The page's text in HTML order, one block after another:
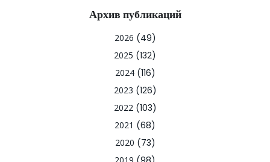
Архив публикаций
2026 (49)
2025 (132)
2024(116)
2023 (126)
2022(103)
2021 (68)
2020 (73)